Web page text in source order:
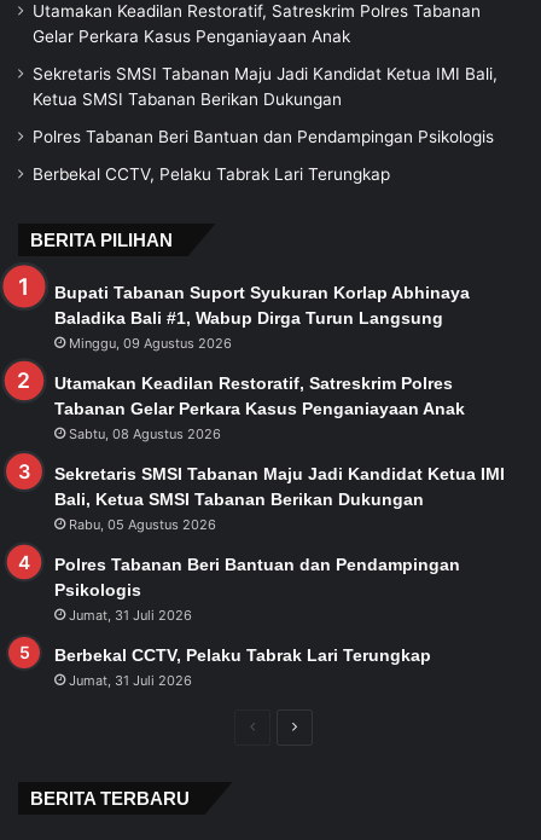
Utamakan Keadilan Restoratif, Satreskrim Polres Tabanan
Gelar Perkara Kasus Penganiayaan Anak
Sekretaris SMSI Tabanan Maju Jadi Kandidat Ketua IMI Bali,
Ketua SMSI Tabanan Berikan Dukungan
Polres Tabanan Beri Bantuan dan Pendampingan Psikologis
Berbekal CCTV, Pelaku Tabrak Lari Terungkap
BERITA PILIHAN
Bupati Tabanan Suport Syukuran Korlap Abhinaya
Baladika Bali #1, Wabup Dirga Turun Langsung
Minggu, 09 Agustus 2026
Utamakan Keadilan Restoratif, Satreskrim Polres
Tabanan Gelar Perkara Kasus Penganiayaan Anak
Sabtu, 08 Agustus 2026
Sekretaris SMSI Tabanan Maju Jadi Kandidat Ketua IMI
Bali, Ketua SMSI Tabanan Berikan Dukungan
Rabu, 05 Agustus 2026
Polres Tabanan Beri Bantuan dan Pendampingan
Psikologis
Jumat, 31 Juli 2026
Berbekal CCTV, Pelaku Tabrak Lari Terungkap
Jumat, 31 Juli 2026
PreviousNext
BERITA TERBARU